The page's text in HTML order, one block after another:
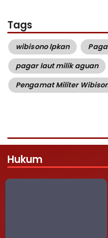
Tags
wibisono lpkan
pagar laut milik aguan
Pengamat Militer
Hukum